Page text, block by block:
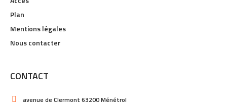
Plan
Mentions légales
Nous contacter
CONTACT
avenue de Clermont 63200 Ménétrol